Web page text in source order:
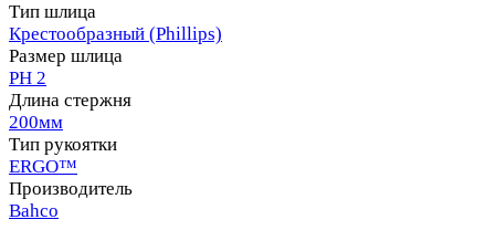
Тип шлица
Крестообразный (Phillips)
Размер шлица
PH 2
Длина стержня
200мм
Тип рукоятки
ERGO™
Производитель
Bahco